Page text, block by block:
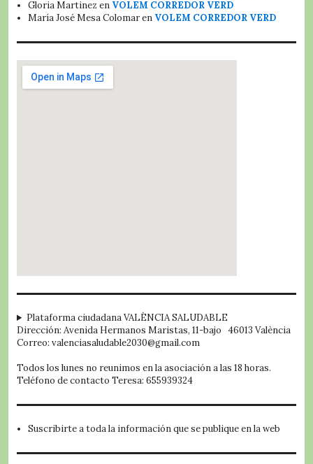
Gloria Martinez en VOLEM CORREDOR VERD
María José Mesa Colomaren VOLEM CORREDOR VERD
Plataforma ciudadana VALÈNCIA SALUDABLE
Dirección: Avenida Hermanos Maristas, 11-bajo 46013 València
Correo: valenciasaludable2030@gmail.com
Todos los lunes no reunimos en la asociación a las 18 horas.
Teléfono de contacto Teresa: 655939324
Suscribirte a toda la información que se publique en la web